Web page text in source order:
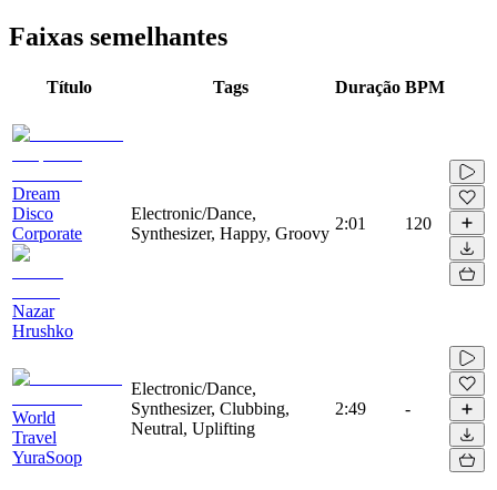
Faixas semelhantes
Título Tags Duração BPM
Dream
Disco
Corporate
Nazar
Hrushko
Electronic/Dance,
Synthesizer, Happy, Groovy
2:01 120
World
Travel
YuraSoop
Electronic/Dance,
Synthesizer, Clubbing,
Neutral, Uplifting
2:49 -